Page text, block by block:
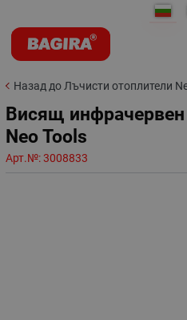
Назад до Лъчисти отоплители
Висящ инфрачервен
Neo Tools
Арт.№:3008833